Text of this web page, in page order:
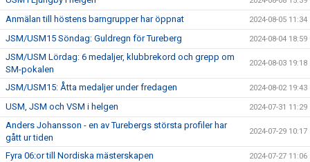
Anmälan till höstens barngrupper har öppnat 2024-08-05 11:34
JSM/USM15 Söndag: Guldregn för Tureberg 2024-08-04 18:59
JSM/USM Lördag: 6 medaljer, klubbrekord och grepp om
SM-pokalen
2024-08-03 19:18
JSM/USM15: Åtta medaljer under fredagen 2024-08-02 19:43
USM, JSM och VSM i helgen 2024-07-31 11:29
Anders Johansson - en av Turebergs största profiler har
gått ur tiden
2024-07-29 10:17
Fyra 06:or till Nordiska mästerskapen 2024-07-27 11:06